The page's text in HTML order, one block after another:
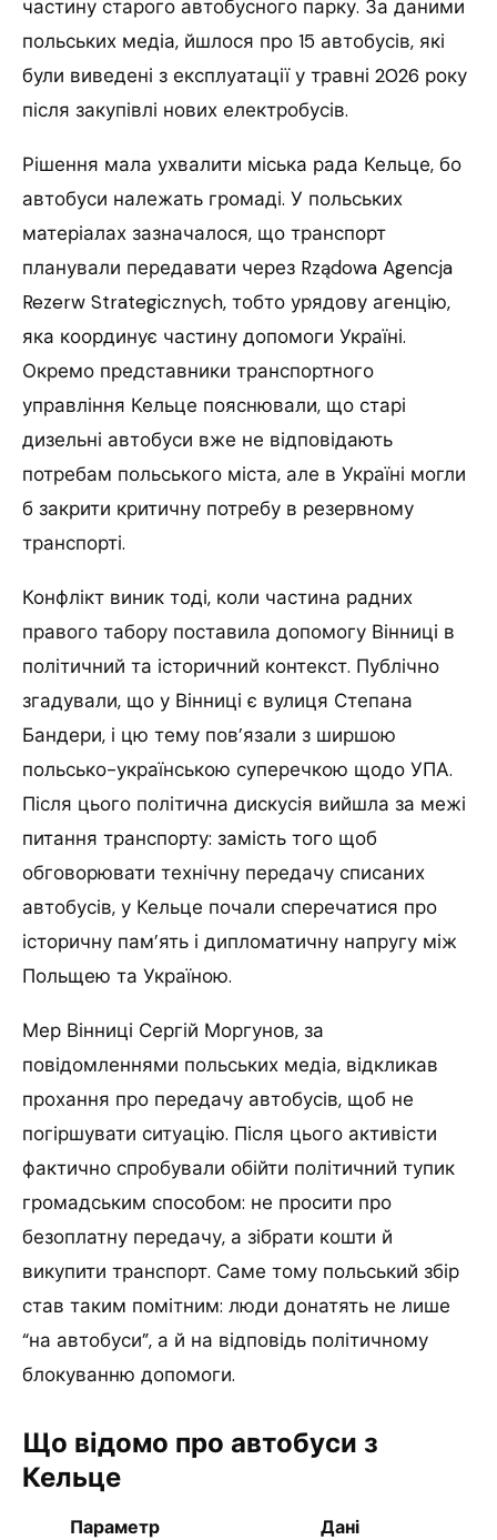
частину старого автобусного парку. За даними
польських медіа, йшлося про 15 автобусів, які
були виведені з експлуатації у травні 2026 року
після закупівлі нових електробусів.
Рішення мала ухвалити міська рада Кельце, бо
автобуси належать громаді. У польських
матеріалах зазначалося, що транспорт
планували передавати через Rządowa Agencja
Rezerw Strategicznych, тобто урядову агенцію,
яка координує частину допомоги Україні.
Окремо представники транспортного
управління Кельце пояснювали, що старі
дизельні автобуси вже не відповідають
потребам польського міста, але в Україні могли
б закрити критичну потребу в резервному
транспорті.
Конфлікт виник тоді, коли частина радних
правого табору поставила допомогу Вінниці в
політичний та історичний контекст. Публічно
згадували, що у Вінниці є вулиця Степана
Бандери, і цю тему пов’язали з ширшою
польсько-українською суперечкою щодо УПА.
Після цього політична дискусія вийшла за межі
питання транспорту: замість того щоб
обговорювати технічну передачу списаних
автобусів, у Кельце почали сперечатися про
історичну пам’ять і дипломатичну напругу між
Польщею та Україною.
Мер Вінниці Сергій Моргунов, за
повідомленнями польських медіа, відкликав
прохання про передачу автобусів, щоб не
погіршувати ситуацію. Після цього активісти
фактично спробували обійти політичний тупик
громадським способом: не просити про
безоплатну передачу, а зібрати кошти й
викупити транспорт. Саме тому польський збір
став таким помітним: люди донатять не лише
“на автобуси”, а й на відповідь політичному
блокуванню допомоги.
Що відомо про автобуси з
Кельце
Параметр
Дані